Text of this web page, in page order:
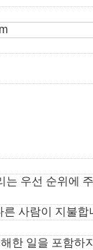
는 우선 순위에
른 사람이 지불합
한 일을 포함하